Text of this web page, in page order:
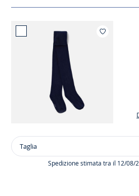
Taglia
Collant
Taglia
Spedizione stimata tra il 12/08/